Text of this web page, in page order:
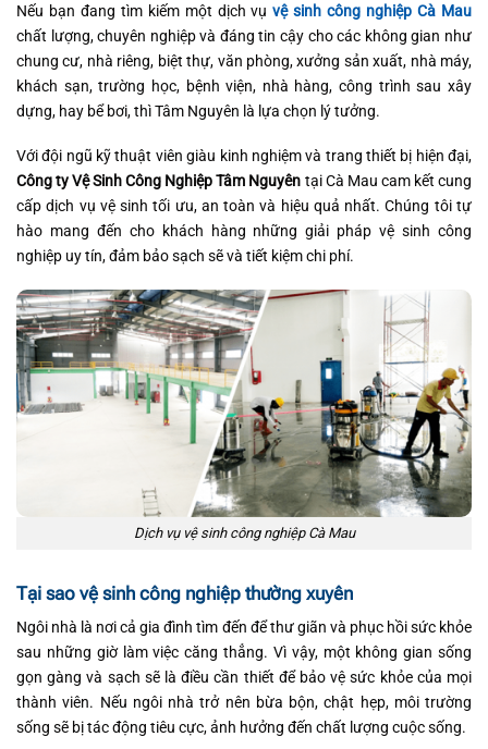
Nếu bạn đang tìm kiếm một dịch vụvệ sinh công nghiệp Cà Mau
chất lượng, chuyên nghiệp và đáng tin cậy cho các không gian như
chung cư, nhà riêng, biệt thự, văn phòng, xưởng sản xuất, nhà máy,
khách sạn, trường học, bệnh viện, nhà hàng, công trình sau xây
dựng, hay bể bơi, thì Tâm Nguyên là lựa chọn lý tưởng.
Với đội ngũ kỹ thuật viên giàu kinh nghiệm và trang thiết bị hiện đại,
Công ty Vệ Sinh Công Nghiệp Tâm Nguyên tại Cà Mau cam kết cung
cấp dịch vụ vệ sinh tối ưu, an toàn và hiệu quả nhất. Chúng tôi tự
hào mang đến cho khách hàng những giải pháp vệ sinh công
nghiệp uy tín, đảm bảo sạch sẽ và tiết kiệm chi phí.
Dịch vụ vệ sinh công nghiệp Cà Mau
Tại sao vệ sinh công nghiệp thường xuyên
Ngôi nhà là nơi cả gia đình tìm đến để thư giãn và phục hồi sức khỏe
sau những giờ làm việc căng thẳng. Vì vậy, một không gian sống
gọn gàng và sạch sẽ là điều cần thiết để bảo vệ sức khỏe của mọi
thành viên. Nếu ngôi nhà trở nên bừa bộn, chật hẹp, môi trường
sống sẽ bị tác động tiêu cực, ảnh hưởng đến chất lượng cuộc sống.